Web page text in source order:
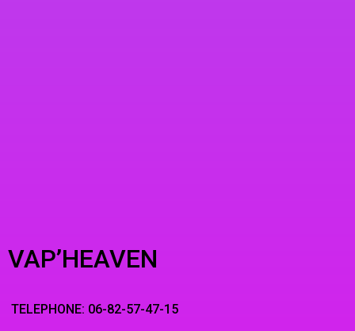
VAP’HEAVEN
TELEPHONE: 06-82-57-47-15